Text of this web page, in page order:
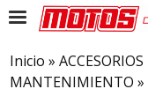
Inicio »
MANTENIMIENTO »